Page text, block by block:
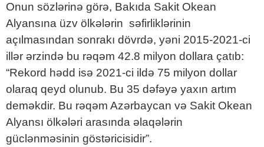
Onun sözlərinə görə, Bakıda Sakit Okean
Alyansına üzv ölkələrin səfirliklərinin
açılmasından sonrakı dövrdə, yəni 2015-2021-ci
illər ərzində bu rəqəm 42.8 milyon dollara çatıb:
“Rekord hədd isə 2021-ci ildə 75 milyon dollar
olaraq qeyd olunub. Bu 35 dəfəyə yaxın artım
deməkdir. Bu rəqəm Azərbaycan və Sakit Okean
Alyansı ölkələri arasında əlaqələrin
güclənməsinin göstəricisidir”.